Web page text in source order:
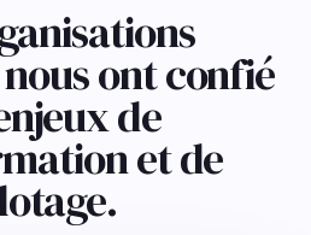
ont confié
de
et de